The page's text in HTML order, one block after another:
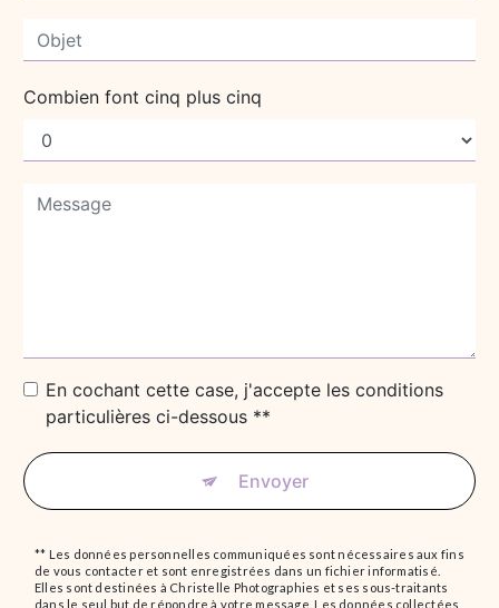
Combien font cinq plus cinq
En cochant cette case, j'accepte les conditions
particulières ci-dessous **
Envoyer
** Les données personnelles communiquées sont nécessaires aux fins
de vous contacter et sont enregistrées dans un fichier informatisé.
Elles sont destinées à Christelle Photographies et ses sous-traitants
dans le seul but de répondre à votre message. Les données collectées